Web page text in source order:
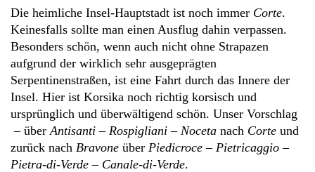
Die heimliche Insel-Hauptstadt ist noch immer Corte.
Keinesfalls sollte man einen Ausflug dahin verpassen.
Besonders schön, wenn auch nicht ohne Strapazen
aufgrund der wirklich sehr ausgeprägten
Serpentinenstraßen, ist eine Fahrt durch das Innere der
Insel. Hier ist Korsika noch richtig korsisch und
ursprünglich und überwältigend schön. Unser Vorschlag
– über Antisanti – Rospigliani – Noceta nach Corte und
zurück nach Bravone über Piedicroce – Pietricaggio –
Pietra-di-Verde – Canale-di-Verde.